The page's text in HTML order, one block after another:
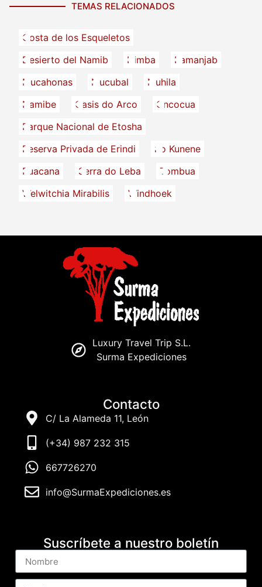
TEMAS RELACIONADOS
Costa de los Esqueletos
Desierto del Namib
Himba
Kamanjab
Mucahonas
Mucubal
Muhila
Namibe
Oasis do Arco
Oncocua
Parque Nacional de Etosha
Reserva Privada de Erindi
río Kunene
Ruacana
Serra do Leba
Tombua
Welwitchia Mirabilis
Windhoek
Luxury Travel Trip S.L.
Surma Expediciones
Contacto
C/ La Alameda 11, León
(+34) 987 232 315
667726270
info@SurmaExpediciones.es
Suscríbete a nuestro boletín